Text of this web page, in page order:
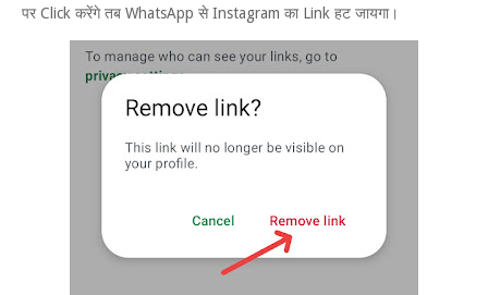
पर Click करेंगे तब WhatsApp से Instagram का Link हट जायगा।